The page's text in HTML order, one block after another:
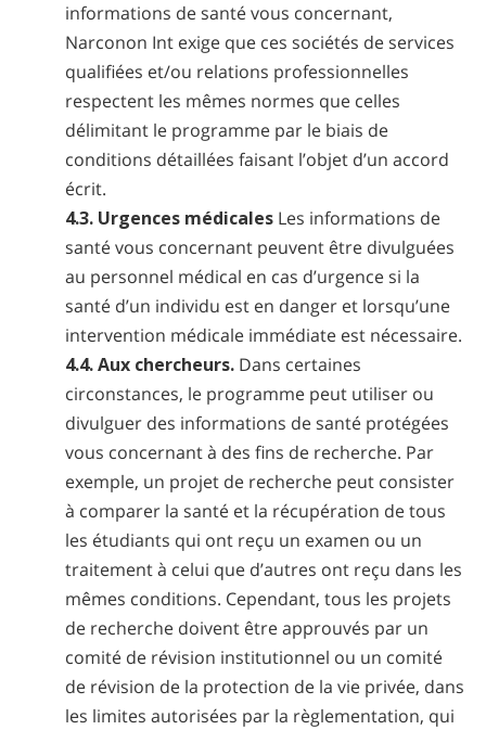
informations de santé vous concernant,
Narconon Int exige que ces sociétés de services
qualifiées et/ou relations professionnelles
respectent les mêmes normes que celles
délimitant le programme par le biais de
conditions détaillées faisant l’objet d’un accord
écrit.
4.3. Urgences médicales Les informations de
santé vous concernant peuvent être divulguées
au personnel médical en cas d’urgence si la
santé d’un individu est en danger et lorsqu’une
intervention médicale immédiate est nécessaire.
4.4. Aux chercheurs. Dans certaines
circonstances, le programme peut utiliser ou
divulguer des informations de santé protégées
vous concernant à des fins de recherche. Par
exemple, un projet de recherche peut consister
à comparer la santé et la récupération de tous
les étudiants qui ont reçu un examen ou un
traitement à celui que d’autres ont reçu dans les
mêmes conditions. Cependant, tous les projets
de recherche doivent être approuvés par un
comité de révision institutionnel ou un comité
de révision de la protection de la vie privée, dans
les limites autorisées par la règlementation, qui